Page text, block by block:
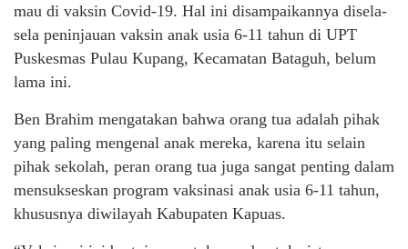
mau di vaksin Covid-19. Hal ini disampaikannya disela-
sela peninjauan vaksin anak usia 6-11 tahun di UPT
Puskesmas Pulau Kupang, Kecamatan Bataguh, belum
lama ini.
Ben Brahim mengatakan bahwa orang tua adalah pihak
yang paling mengenal anak mereka, karena itu selain
pihak sekolah, peran orang tua juga sangat penting dalam
mensukseskan program vaksinasi anak usia 6-11 tahun,
khususnya diwilayah Kabupaten Kapuas.